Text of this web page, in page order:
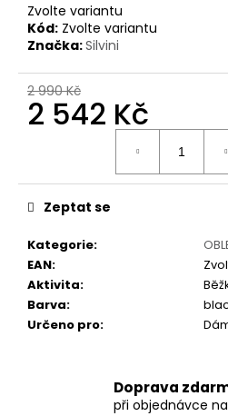
Zvolte variantu
Kód: Zvolte variantu
Značka:Silvini
2 990 Kč
2 542 Kč
Kategorie:
EAN:
Aktivita:
Barva:
Určeno pro:
Zeptat se
Doprava
při objednávce
u
č
u